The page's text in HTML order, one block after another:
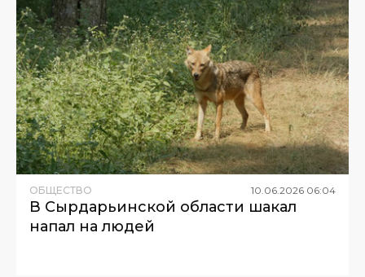
ОБЩЕСТВО 10.06.2026 06:04
В Сырдарьинской области шакал
напал на людей